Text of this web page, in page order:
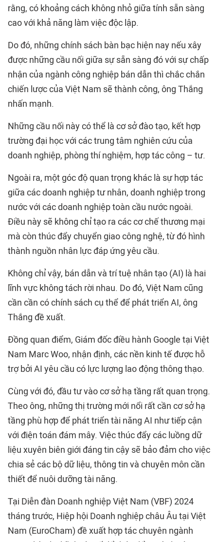
rằng, có khoảng cách không nhỏ giữa tính sẵn sàng
cao với khả năng làm việc độc lập.
Do đó, những chính sách bàn bạc hiện nay nếu xây
được những cầu nối giữa sự sẵn sàng đó với sự chấp
nhận của ngành công nghiệp bán dẫn thì chắc chắn
chiến lược của Việt Nam sẽ thành công, ông Thắng
nhấn mạnh.
Những cầu nối này có thể là cơ sở đào tạo, kết hợp
trường đại học với các trung tâm nghiên cứu của
doanh nghiệp, phòng thí nghiệm, hợp tác công – tư.
Ngoài ra, một góc độ quan trọng khác là sự hợp tác
giữa các doanh nghiệp tư nhân, doanh nghiệp trong
nước với các doanh nghiệp toàn cầu nước ngoài.
Điều này sẽ không chỉ tạo ra các cơ chế thương mại
mà còn thúc đẩy chuyển giao công nghệ, từ đó hình
thành nguồn nhân lực đáp ứng yêu cầu.
Không chỉ vậy, bán dẫn và trí tuệ nhân tạo (AI) là hai
lĩnh vực không tách rời nhau. Do đó, Việt Nam cũng
cần cần có chính sách cụ thể để phát triển AI, ông
Thắng đề xuất.
Đồng quan điểm, Giám đốc điều hành Google tại Việt
Nam Marc Woo, nhận định, các nền kinh tế được hỗ
trợ bởi AI yêu cầu có lực lượng lao động thông thạo.
Cùng với đó, đầu tư vào cơ sở hạ tầng rất quan trọng.
Theo ông, những thị trường mới nổi rất cần cơ sở hạ
tầng phù hợp để phát triển tài năng AI như tiếp cận
với điện toán đám mây. Việc thúc đẩy các luồng dữ
liệu xuyên biên giới đáng tin cậy sẽ bảo đảm cho việc
chia sẻ các bộ dữ liệu, thông tin và chuyên môn cần
thiết để nuôi dưỡng tài năng.
Tại Diễn đàn Doanh nghiệp Việt Nam (VBF) 2024
tháng trước, Hiệp hội Doanh nghiệp châu Âu tại Việt
Nam (EuroCham) đề xuất hợp tác chuyên ngành